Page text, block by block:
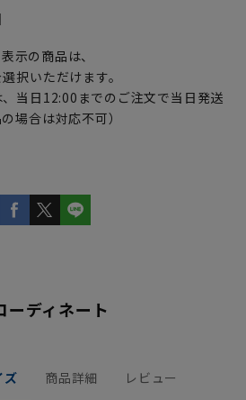
示の商品は、
択いただけます。
当日12:00までのご注文で当日発送
場合は対応不可）
ーディネート
ズ 商品詳細 レビュー